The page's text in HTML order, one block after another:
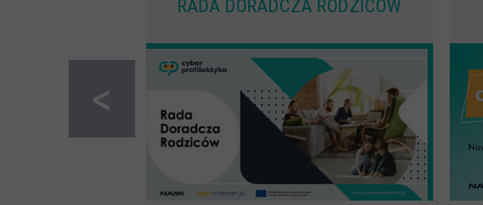
RADA DORADCZA RODZICÓW
<